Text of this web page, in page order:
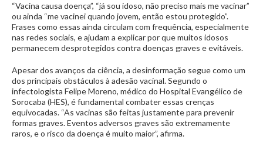
“Vacina causa doença”, “já sou idoso, não preciso mais me vacinar”
ou ainda “me vacinei quando jovem, então estou protegido”.
Frases como essas ainda circulam com frequência, especialmente
nas redes sociais, e ajudam a explicar por que muitos idosos
permanecem desprotegidos contra doenças graves e evitáveis.
Apesar dos avanços da ciência, a desinformação segue como um
dos principais obstáculos à adesão vacinal. Segundo o
infectologista Felipe Moreno, médico do Hospital Evangélico de
Sorocaba (HES), é fundamental combater essas crenças
equivocadas. “As vacinas são feitas justamente para prevenir
formas graves. Eventos adversos graves são extremamente
raros, e o risco da doença é muito maior”, afirma.